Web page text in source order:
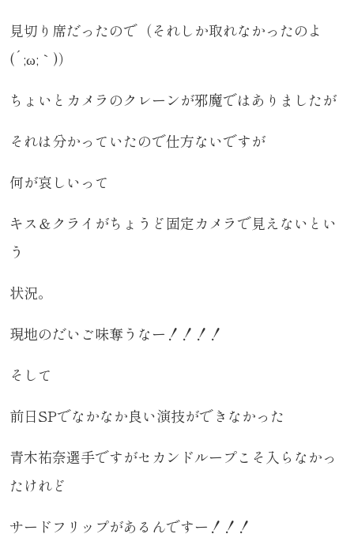
見切り席だったので（それしか取れなかったのよ
(´;ω;｀)）
ちょいとカメラのクレーンが邪魔ではありましたが
それは分かっていたので仕方ないですが
何が哀しいって
キス＆クライがちょうど固定カメラで見えないとい
う
状況。
現地のだいご味奪うなー！！！！
そして
前日SPでなかなか良い演技ができなかった
青木祐奈選手ですがセカンドループこそ入らなかっ
たけれど
サードフリップがあるんですー！！！